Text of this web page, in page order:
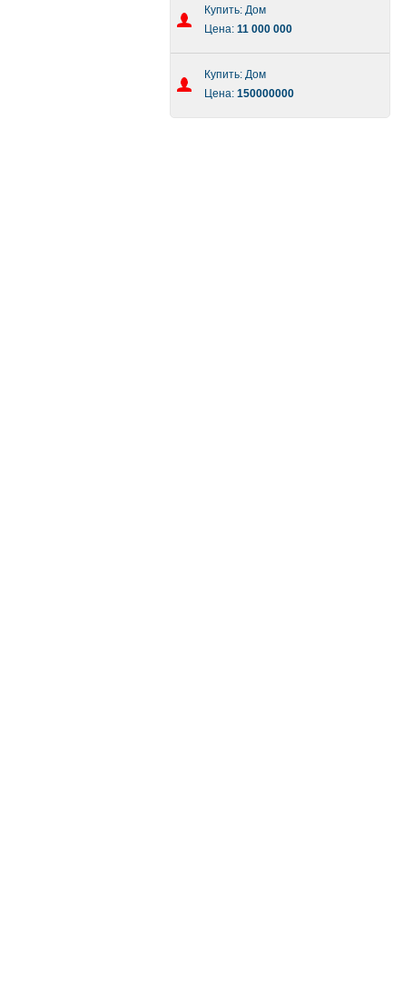
Купить: Дом
Цена: 11 000 000
Купить: Дом
Цена: 150000000